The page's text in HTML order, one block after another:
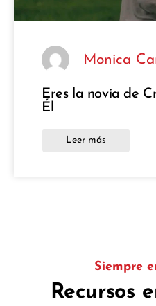
Monica
Eres la novia de
Él
Leer más
Siempre
Recursos